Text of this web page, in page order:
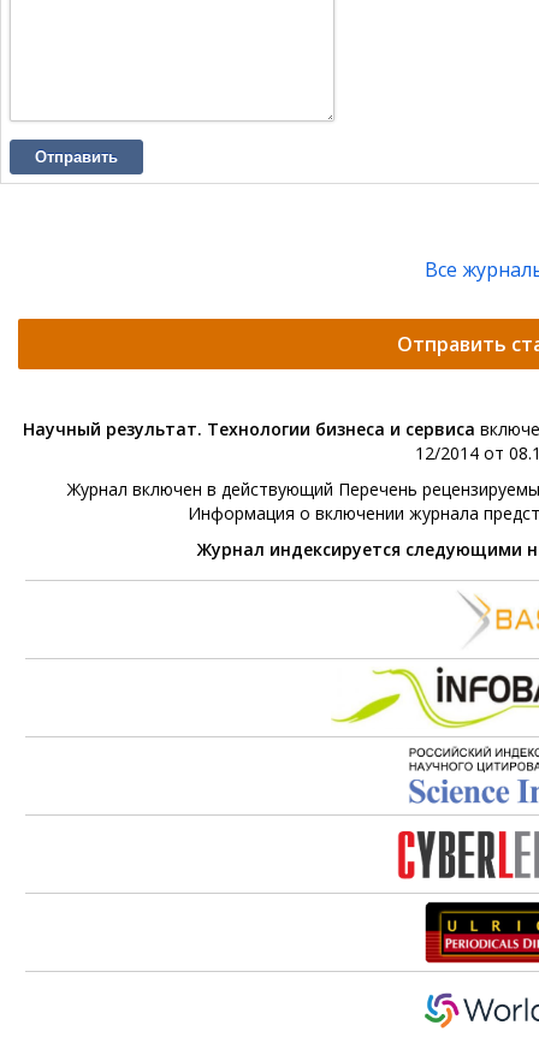
Отправить
Все
Отправить
Научный результат. Технологии бизнеса и сервиса
12/2014 от
Журнал включен в действующий Перечень
Информация о включении журнала
Журнал индексируется следующими